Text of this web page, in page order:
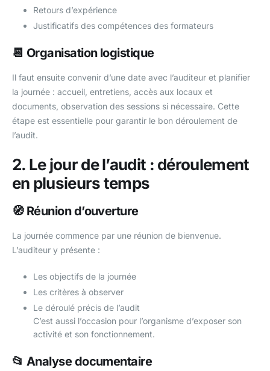
Retours d’expérience
Justificatifs des compétences des formateurs
📆 Organisation logistique
Il faut ensuite convenir d’une date avec l’auditeur et planifier
la journée : accueil, entretiens, accès aux locaux et
documents, observation des sessions si nécessaire. Cette
étape est essentielle pour garantir le bon déroulement de
l’audit.
2. Le jour de l’audit : déroulement
en plusieurs temps
🧭 Réunion d’ouverture
La journée commence par une réunion de bienvenue.
L’auditeur y présente :
Les objectifs de la journée
Les critères à observer
Le déroulé précis de l’audit
C’est aussi l’occasion pour l’organisme d’exposer son
activité et son fonctionnement.
📂 Analyse documentaire